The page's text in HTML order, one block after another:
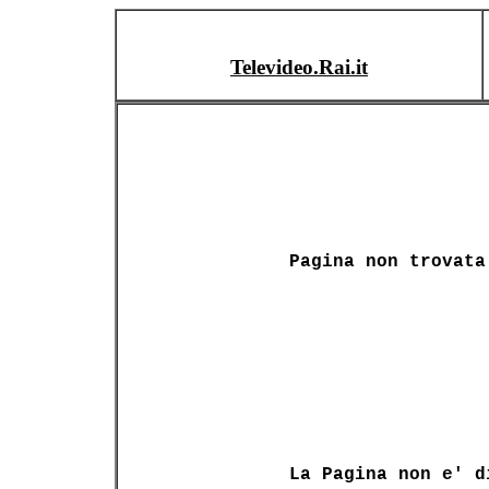
Televideo.Rai.it
Pagina non trovata
La Pagina non e'